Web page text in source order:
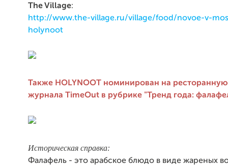
The Village:
http://www.the-village.ru/village/food/novoe-v-
holynoot
Также HOLYNOOT номинирован на
журнала TimeOut в рубрике "Тренд года:
Историческая справка:
Фалафель - это арабское блюдо в виде жареных